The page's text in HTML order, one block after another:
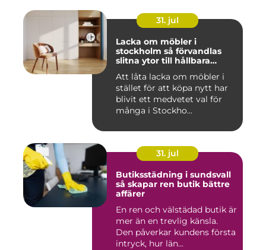
31. jul
Lacka om möbler i
stockholm så förvandlas
slitna ytor till hållbara
Att låta lacka om möbler i
stället för att köpa nytt har
blivit ett medvetet val för
många i Stockho...
31. jul
Butiksstädning i sundsvall
så skapar ren butik bättre
affärer
En ren och välstädad butik är
mer än en trevlig känsla.
Den påverkar kundens första
intryck, hur län...